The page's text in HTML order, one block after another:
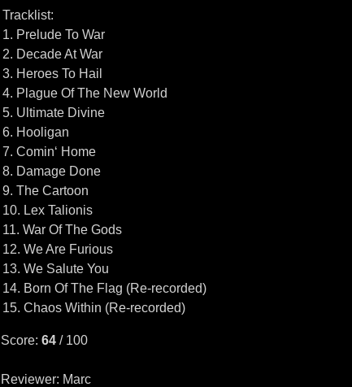
Tracklist:
1. Prelude To War
2. Decade At War
3. Heroes To Hail
4. Plague Of The New World
5. Ultimate Divine
6. Hooligan
7. Comin‘ Home
8. Damage Done
9. The Cartoon
10. Lex Talionis
11. War Of The Gods
12. We Are Furious
13. We Salute You
14. Born Of The Flag (Re-recorded)
15. Chaos Within (Re-recorded)
Score: 64/ 100
Reviewer: Marc